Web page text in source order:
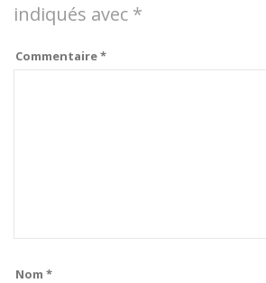
indiqués avec *
Commentaire*
Nom *